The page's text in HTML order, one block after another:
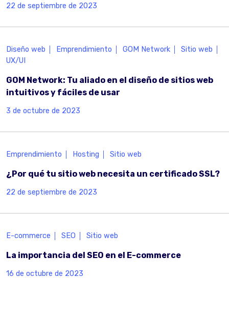
22 de septiembre de 2023
Diseño web Emprendimiento GOM Network
Sitio web
UX/UI
GOM Network: Tu aliado en el diseño de sitios web
intuitivos y fáciles de usar
3 de octubre de 2023
Emprendimiento Hosting Sitio web
¿Por qué tu sitio web necesita un certificado SSL?
22 de septiembre de 2023
E-commerce SEO Sitio web
La importancia del SEO en el E-commerce
16 de octubre de 2023